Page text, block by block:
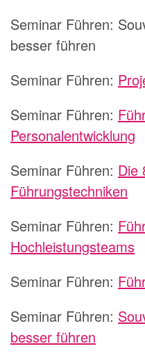
Seminar Führen:
besser führen
Seminar Führen:
Seminar Führen:
Personalentwicklung
Seminar Führen: Die
Führungstechniken
Seminar Führen:
Hochleistungsteams
Seminar Führen:
Seminar Führen:
besser führen